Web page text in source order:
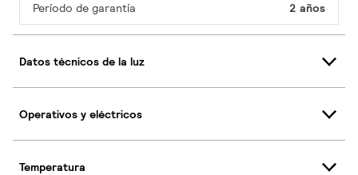
Período de garantía 2 años
Datos técnicos de la luz
Operativos y eléctricos
Temperatura